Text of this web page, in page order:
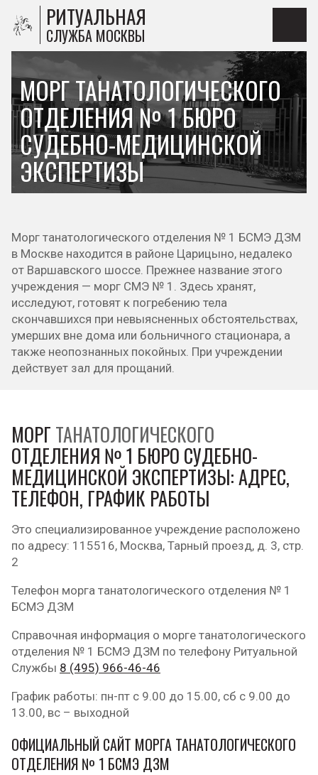
РИТУАЛЬНАЯ
СЛУЖБА МОСКВЫ
МОРГ ТАНАТОЛОГИЧЕСКОГО
ОТДЕЛЕНИЯ № 1 БЮРО
СУДЕБНО-МЕДИЦИНСКОЙ
ЭКСПЕРТИЗЫ
Морг танатологического отделения № 1 БСМЭ ДЗМ
в Москве находится в районе Царицыно, недалеко
от Варшавского шоссе. Прежнее название этого
учреждения — морг СМЭ № 1. Здесь хранят,
исследуют, готовят к погребению тела
скончавшихся при невыясненных обстоятельствах,
умерших вне дома или больничного стационара, а
также неопознанных покойных. При учреждении
действует зал для прощаний.
МОРГ ТАНАТОЛОГИЧЕСКОГО
ОТДЕЛЕНИЯ № 1 БЮРО СУДЕБНО-
МЕДИЦИНСКОЙ ЭКСПЕРТИЗЫ: АДРЕС,
ТЕЛЕФОН, ГРАФИК РАБОТЫ
Это специализированное учреждение расположено
по адресу: 115516, Москва, Тарный проезд, д. 3, стр.
2
Телефон морга танатологического отделения № 1
БСМЭ ДЗМ
Справочная информация о морге танатологического
отделения № 1 БСМЭ ДЗМ по телефону Ритуальной
Службы 8 (495) 966-46-46
График работы: пн-пт с 9.00 до 15.00, сб с 9.00 до
13.00, вс – выходной
ОФИЦИАЛЬНЫЙ САЙТ МОРГА ТАНАТОЛОГИЧЕСКОГО
ОТДЕЛЕНИЯ № 1 БСМЭ ДЗМ